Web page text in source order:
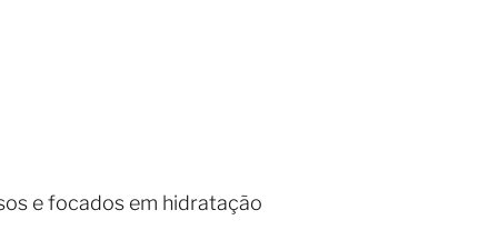
e focados em hidratação